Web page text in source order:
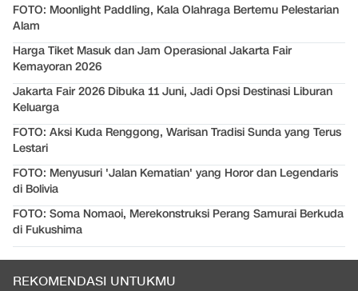
FOTO: Moonlight Paddling, Kala Olahraga Bertemu Pelestarian
Alam
Harga Tiket Masuk dan Jam Operasional Jakarta Fair
Kemayoran 2026
Jakarta Fair 2026 Dibuka 11 Juni, Jadi Opsi Destinasi Liburan
Keluarga
FOTO: Aksi Kuda Renggong, Warisan Tradisi Sunda yang Terus
Lestari
FOTO: Menyusuri 'Jalan Kematian' yang Horor dan Legendaris
di Bolivia
FOTO: Soma Nomaoi, Merekonstruksi Perang Samurai Berkuda
di Fukushima
REKOMENDASI UNTUKMU